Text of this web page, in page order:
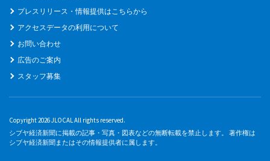
プレスリリース・情報提供はこちらから
アクセスデータの利用について
お問い合わせ
広告のご案内
スタッフ募集
Copyright 2026 JLOCAL All rights reserved.
シブヤ経済新聞に掲載の記事・写真・図表などの無断転載を禁止します。 著作権は
シブヤ経済新聞またはその情報提供者に属します。